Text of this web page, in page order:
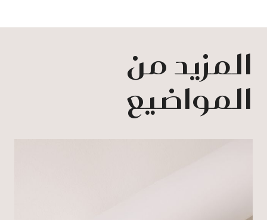
المزيد من
المواضيع